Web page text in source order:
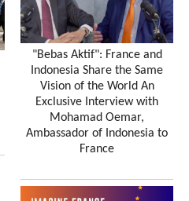
"Bebas Aktif": France and
Indonesia Share the Same
Vision of the World An
Exclusive Interview with
Mohamad Oemar,
Ambassador of Indonesia to
France